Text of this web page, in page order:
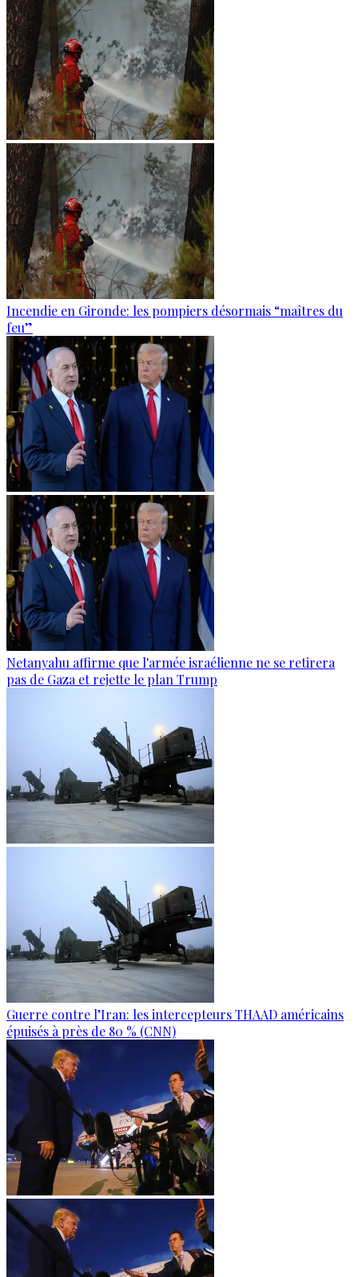
Incendie en Gironde: les pompiers désormais “maîtres du
feu”
Netanyahu affirme que l'armée israélienne ne se retirera
pas de Gaza et rejette le plan Trump
Guerre contre l’Iran: les intercepteurs THAAD américains
épuisés à près de 80 % (CNN)